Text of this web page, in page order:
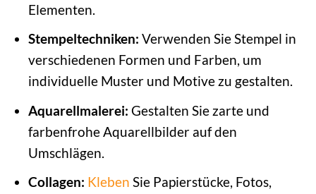
Elementen.
Stempeltechniken: Verwenden Sie Stempel in
verschiedenen Formen und Farben, um
individuelle Muster und Motive zu gestalten.
Aquarellmalerei: Gestalten Sie zarte und
farbenfrohe Aquarellbilder auf den
Umschlägen.
Collagen: Kleben Sie Papierstücke, Fotos,